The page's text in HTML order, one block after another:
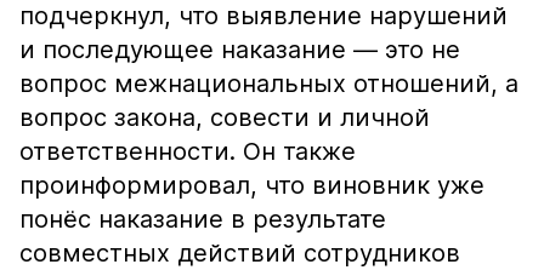
подчеркнул, что выявление нарушений
и последующее наказание — это не
вопрос межнациональных отношений, а
вопрос закона, совести и личной
ответственности. Он также
проинформировал, что виновник уже
понёс наказание в результате
совместных действий сотрудников